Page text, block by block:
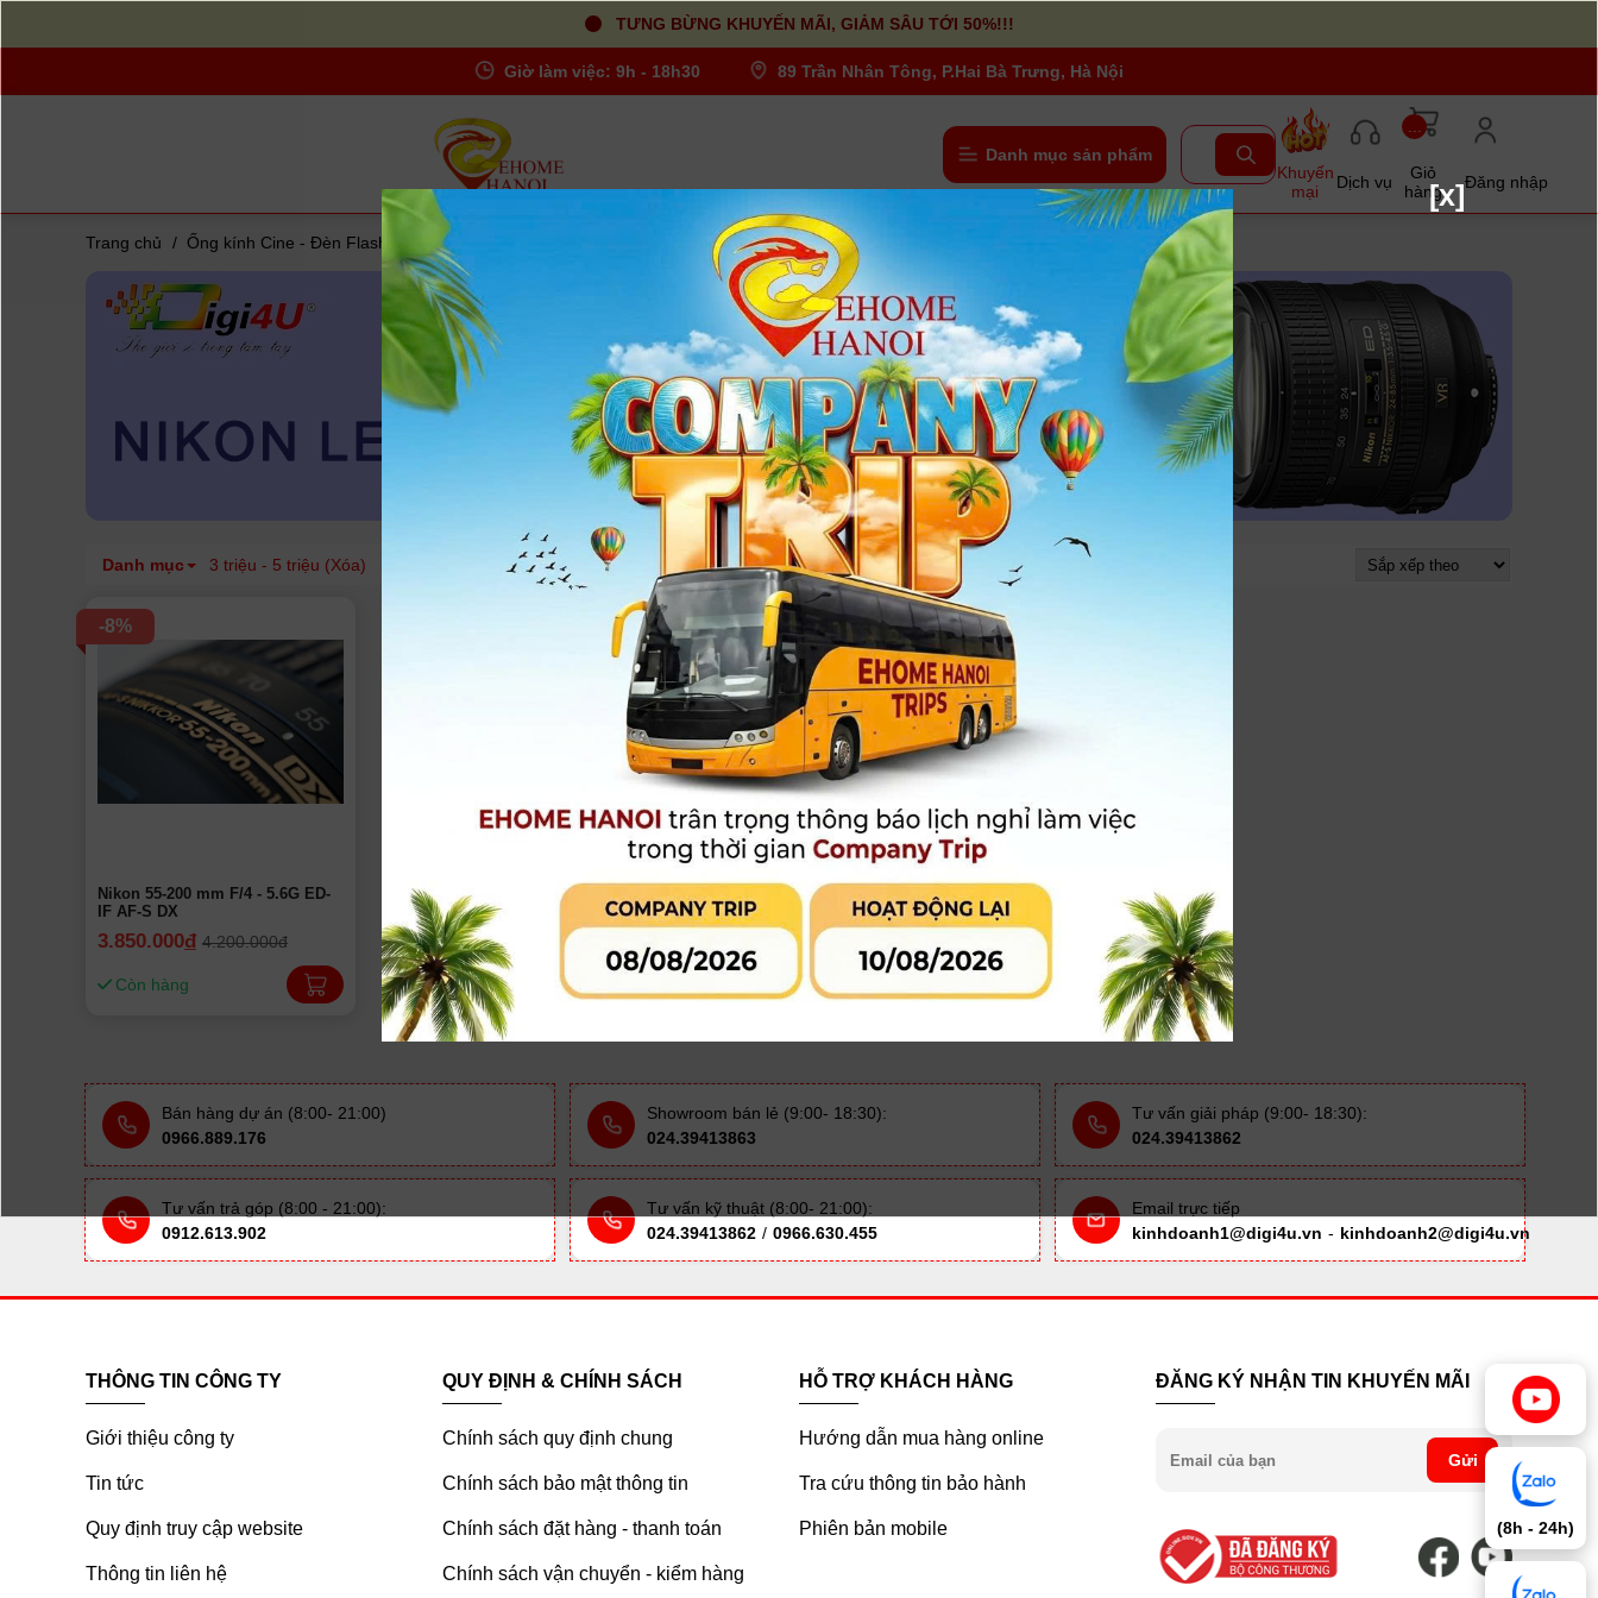
TƯNG BỪNG KHUYẾN MÃI, GIẢM SÂU TỚI 50%!!!
Giờ làm việc: 9h - 18h30 89 Trần Nhân Tông, P.Hai Bà Trưng, Hà Nội
Danh mục sản phẩm
Khuyến
mại
Dịch vụ
Giỏ
hàng
Đăng nhập
Trang chủ / Ống kính Cine - Đèn Flash - Lens máy ảnh Nikon Lens
Danh mục 3 triệu - 5 triệu (Xóa)
-8%
Nikon 55-200 mm F/4 - 5.6G ED-
IF AF-S DX
3.850.000đ 4.200.000đ
Còn hàng
Bán hàng dự án (8:00- 21:00)
0966.889.176
Showroom bán lẻ (9:00- 18:30):
024.39413863
Tư vấn giải pháp (9:00- 18:30):
024.39413862
Tư vấn trả góp (8:00 - 21:00):
0912.613.902
Tư vấn kỹ thuật (8:00- 21:00):
024.39413862 / 0966.630.455
Email trực tiếp
kinhdoanh1@digi4u.vn - kinhdoanh2@digi4u.vn
THÔNG TIN CÔNG TY
Giới thiệu công ty
Tin tức
Quy định truy cập website
Thông tin liên hệ
QUY ĐỊNH & CHÍNH SÁCH
Chính sách quy định chung
Chính sách bảo mật thông tin
Chính sách đặt hàng - thanh toán
Chính sách vận chuyển - kiểm hàng
HỖ TRỢ KHÁCH HÀNG
Hướng dẫn mua hàng online
Tra cứu thông tin bảo hành
Phiên bản mobile
ĐĂNG KÝ NHẬN TIN KHUYẾN MÃI
Gửi
[x]
(8h - 24h)